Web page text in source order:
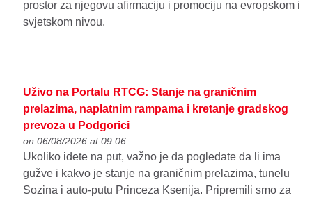
prostor za njegovu afirmaciju i promociju na evropskom i
svjetskom nivou.
Uživo na Portalu RTCG: Stanje na graničnim
prelazima, naplatnim rampama i kretanje gradskog
prevoza u Podgorici
on 06/08/2026 at 09:06
Ukoliko idete na put, važno je da pogledate da li ima
gužve i kakvo je stanje na graničnim prelazima, tunelu
Sozina i auto-putu Princeza Ksenija. Pripremili smo za